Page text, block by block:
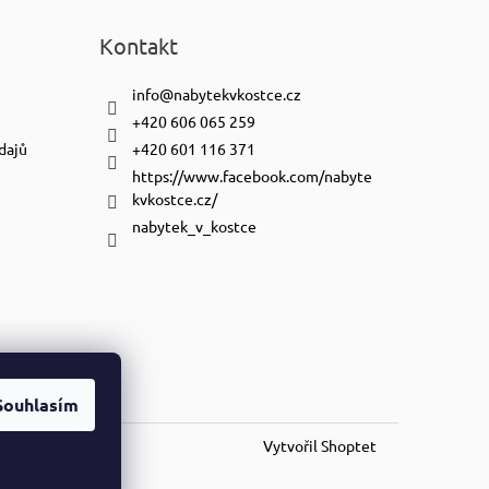
Kontakt
info@nabytekvkostce.cz
+420 606 065 259
+420 601 116 371
https://www.facebook.com/nabyte
kvkostce.cz/
nabytek_v_kostce
Vytvořil Shoptet